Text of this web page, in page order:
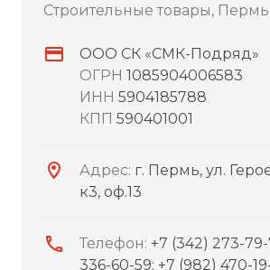
Строительные товары, Пермь
ООО СК «СМК-Подряд»
ОГРН 1085904006583
ИНН 5904185788
КПП 590401001
Адрес: г. Пермь, ул.
к3, оф.13
Телефон: +7 (342) 273-
336-60-59; +7 (982) 470-